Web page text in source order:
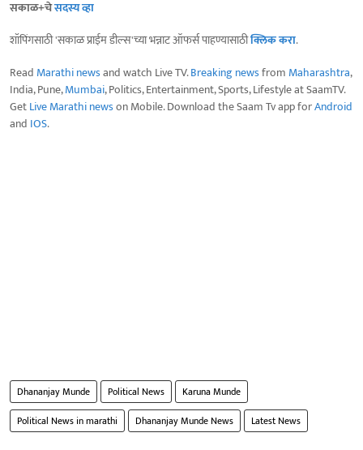
सकाळ+चेसदस्य व्हा
शॉपिंगसाठी 'सकाळ प्राईम डील्स'च्या भन्नाट ऑफर्स पाहण्यासाठीक्लिक करा.
Read Marathi newsand watch Live TV.Breaking newsfrom Maharashtra,
India, Pune,Mumbai, Politics, Entertainment, Sports, Lifestyle at SaamTV.
GetLive Marathi newson Mobile. Download the Saam Tv app forAndroid
and IOS.
Dhananjay Munde Political News
Karuna Munde
Political News in marathi
Dhananjay Munde News Latest News